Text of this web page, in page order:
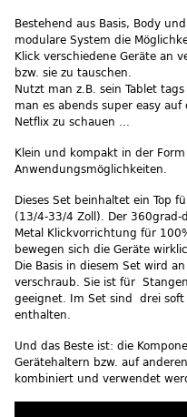
Bestehend aus Basis, Body
modulare System die
Klick verschiedene Geräte an
bzw. sie zu tauschen.
Nutzt man z.B. sein Tablet
man es abends super easy
Netflix zu schauen ...
Klein und kompakt in der
Anwendungsmöglichkeiten.
Dieses Set beinhaltet ein Top
(13/4-33/4 Zoll). Der 360grad-
Metal Klickvorrichtung für
bewegen sich die Geräte
Die Basis in diesem Set wird
verschraub. Sie ist für
geeignet. Im Set sind drei soft
enthalten.
Und das Beste ist: die
Gerätehaltern bzw. auf
kombiniert und verwendet